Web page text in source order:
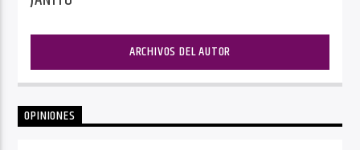
ARCHIVOS DEL AUTOR
OPINIONES